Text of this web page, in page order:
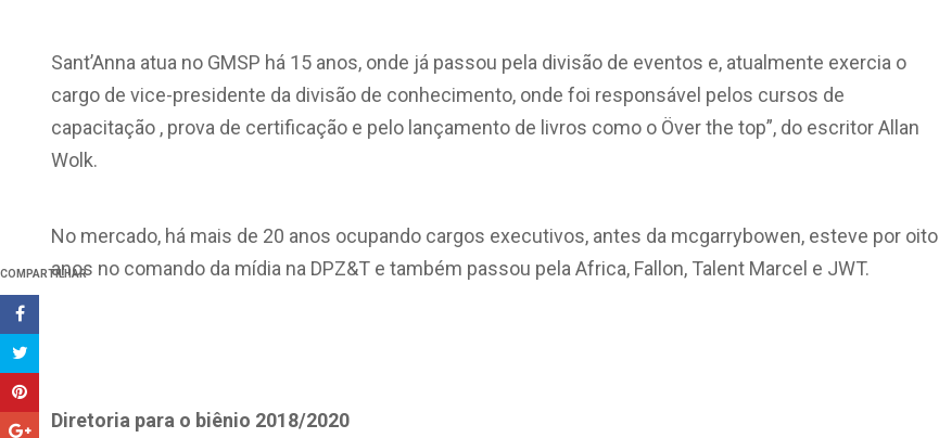
COMPARTILHAR
Sant’Anna atua no GMSP há 15 anos, onde já passou pela divisão de eventos e, atualmente exercia o
cargo de vice-presidente da divisão de conhecimento, onde foi responsável pelos cursos de
capacitação , prova de certificação e pelo lançamento de livros como o Över the top”, do escritor Allan
Wolk.
No mercado, há mais de 20 anos ocupando cargos executivos, antes da mcgarrybowen, esteve por oito
anos no comando da mídia na DPZ&T e também passou pela Africa, Fallon, Talent Marcel e JWT.
Diretoria para o biênio 2018/2020